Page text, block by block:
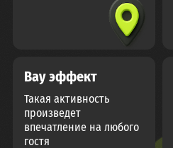
Вау эффект
Такая активность
произведет
впечатление на любого
гостя